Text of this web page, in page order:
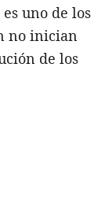
uno de los
no inician
de los